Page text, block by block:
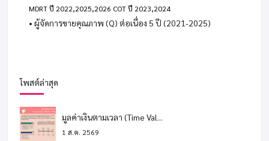
MDRT ปี 2022,2025,2026 COT ปี 2023,2024
• ผู้จัดการขายคุณภาพ (Q) ต่อเนื่อง 5 ปี (2021-2025)
โพสต์ล่าสุด
มูลค่าเงินตามเวลา (Time Val...
1 ส.ค. 2569